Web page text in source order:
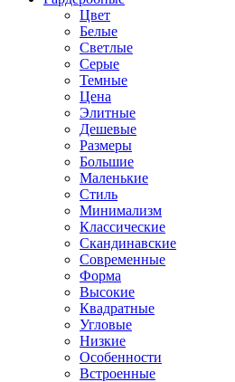
Цвет
Белые
Светлые
Серые
Темные
Цена
Элитные
Дешевые
Размеры
Большие
Маленькие
Стиль
Минимализм
Классические
Скандинавские
Современные
Форма
Высокие
Квадратные
Угловые
Низкие
Особенности
Встроенные